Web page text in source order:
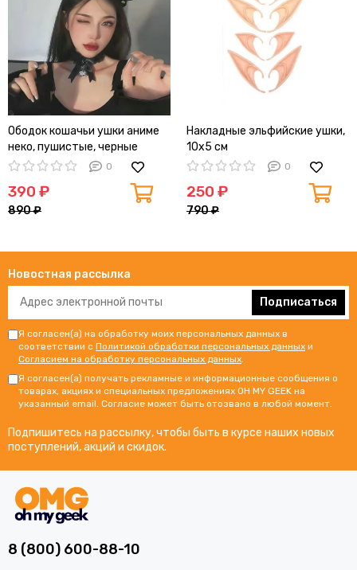
Ободок кошачьи ушки аниме
неко, пушистые, черные
0
390 ₽
890 ₽
Накладные эльфийские ушки,
10x5 см
0
250 ₽
790 ₽
Новостная рассылка
Подписаться
Я согласен(а) на обработку моих персональных данных в
соответствии с Политикой обработки персональных данных и
Согласием на обработку персональных данных.
Я согласен(а) получать рекламные и информационные сообщения о
товарах, акциях и специальных предложениях OH MY GEEK на
указанный email. Согласие может быть отозвано в любой момент.
Подпишитесь на рассылку, чтобы быть в курсе наших новых
поступлений, акций и скидок.
8 (800) 600-88-10